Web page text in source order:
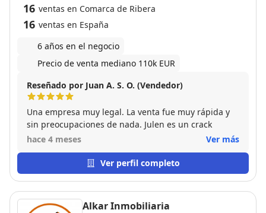
16 ventas en Comarca de Ribera
16 ventas en España
6 años en el negocio
Precio de venta mediano 110k EUR
Reseñado por Juan A. S. O. (Vendedor)
Una empresa muy legal. La venta fue muy rápida y
sin preocupaciones de nada. Julen es un crack
hace 4 meses
Ver más
Ver perfil completo
Alkar Inmobiliaria